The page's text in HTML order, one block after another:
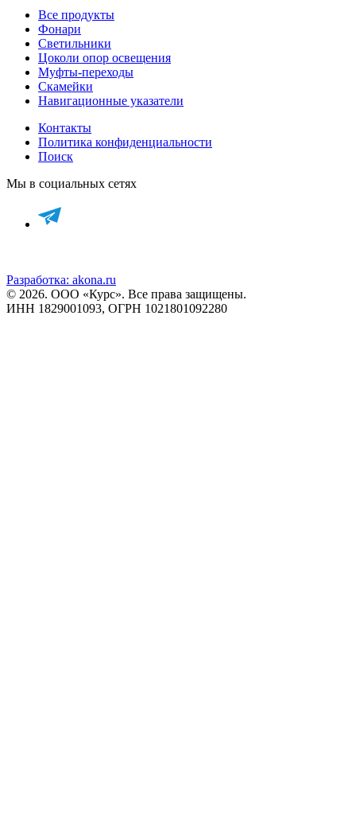
Все продукты
Фонари
Светильники
Цоколи опор освещения
Муфты-переходы
Скамейки
Навигационные указатели
Контакты
Политика конфиденциальности
Поиск
Мы в социальных сетях
Разработка: akona.ru
© 2026. ООО «Курс». Все права защищены.
ИНН 1829001093, ОГРН 1021801092280